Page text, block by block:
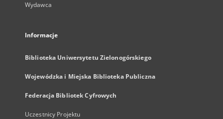
Wydawca
Informacje
Biblioteka Uniwersytetu Zielonogórskiego
Wojewódzka i Miejska Biblioteka Publiczna
Federacja Bibliotek Cyfrowych
Uczestnicy Projektu